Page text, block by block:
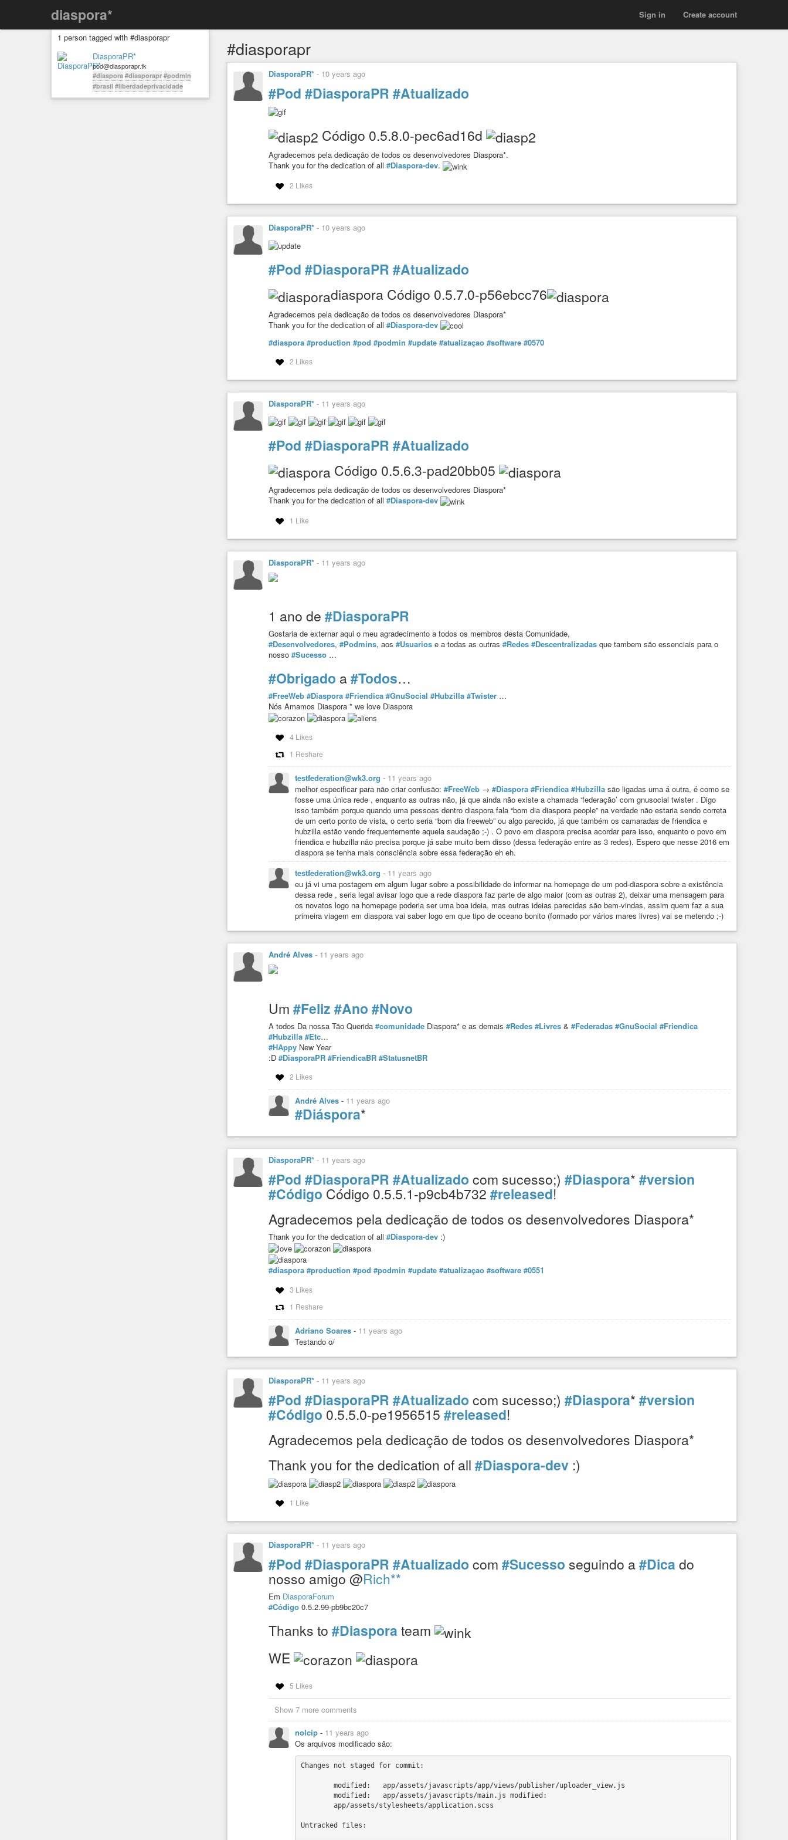
diaspora* Create account
Sign in
1 person tagged with #diasporapr
DiasporaPR*
pod@diasporapr.tk
#diaspora #diasporapr #podmin
#brasil #liberdadeprivacidade
#diasporapr
DiasporaPR* - 10 years ago
#Pod #DiasporaPR #Atualizado
Código 0.5.8.0-pec6ad16d
Agradecemos pela dedicação de todos os desenvolvedores Diaspora*.
Thank you for the dedication of all #Diaspora-dev.
2 Likes
DiasporaPR* - 10 years ago
#Pod #DiasporaPR #Atualizado
diaspora Código 0.5.7.0-p56ebcc76
Agradecemos pela dedicação de todos os desenvolvedores Diaspora*
Thank you for the dedication of all #Diaspora-dev
#diaspora #production #pod #podmin #update #atualizaçao #software #0570
2 Likes
DiasporaPR* - 11 years ago
#Pod #DiasporaPR #Atualizado
Código 0.5.6.3-pad20bb05
Agradecemos pela dedicação de todos os desenvolvedores Diaspora*
Thank you for the dedication of all #Diaspora-dev
1 Like
DiasporaPR* - 11 years ago
1 ano de #DiasporaPR
Gostaria de externar aqui o meu agradecimento a todos os membros desta Comunidade,
#Desenvolvedores, #Podmins, aos #Usuarios e a todas as outras #Redes #Descentralizadas que tambem são essenciais para o
nosso #Sucesso …
#Obrigado a#Todos…
#FreeWeb #Diaspora #Friendica #GnuSocial #Hubzilla #Twister …
Nós Amamos Diaspora * we love Diaspora
4 Likes
1 Reshare
testfederation@wk3.org - 11 years ago
melhor especificar para não criar confusão: #FreeWeb → #Diaspora #Friendica #Hubzilla são ligadas uma á outra, é como se
fosse uma única rede , enquanto as outras não, já que ainda não existe a chamada ‘federação’ com gnusocial twister . Digo
isso também porque quando uma pessoas dentro diaspora fala “bom dia diaspora people” na verdade não estaria sendo correta
de um certo ponto de vista, o certo seria “bom dia freeweb” ou algo parecido, já que também os camaradas de friendica e
hubzilla estão vendo frequentemente aquela saudação ;-) . O povo em diaspora precisa acordar para isso, enquanto o povo em
friendica e hubzilla não precisa porque já sabe muito bem disso (dessa federação entre as 3 redes). Espero que nesse 2016 em
diaspora se tenha mais consciência sobre essa federação eh eh.
testfederation@wk3.org - 11 years ago
eu já vi uma postagem em algum lugar sobre a possibilidade de informar na homepage de um pod-diaspora sobre a existência
dessa rede , seria legal avisar logo que a rede diaspora faz parte de algo maior (com as outras 2), deixar uma mensagem para
os novatos logo na homepage poderia ser uma boa ideia, mas outras ideias parecidas são bem-vindas, assim quem faz a sua
primeira viagem em diaspora vai saber logo em que tipo de oceano bonito (formado por vários mares livres) vai se metendo ;-)
André Alves - 11 years ago
Um #Feliz #Ano #Novo
A todos Da nossa Tão Querida #comunidade Diaspora* e as demais #Redes #Livres & #Federadas #GnuSocial #Friendica
#Hubzilla #Etc…
#HAppy New Year
:D #DiasporaPR #FriendicaBR #StatusnetBR
2 Likes
André Alves - 11 years ago
#Diáspora*
DiasporaPR* - 11 years ago
#Pod #DiasporaPR #Atualizado com sucesso;) #Diaspora* #version
#Código Código 0.5.5.1-p9cb4b732 #released!
Agradecemos pela dedicação de todos os desenvolvedores Diaspora*
Thank you for the dedication of all #Diaspora-dev :)
#diaspora #production #pod #podmin #update #atualizaçao #software #0551
3 Likes
1 Reshare
Adriano Soares - 11 years ago
Testando o/
DiasporaPR* - 11 years ago
#Pod #DiasporaPR #Atualizado com sucesso;) #Diaspora* #version
#Código 0.5.5.0-pe1956515 #released!
Agradecemos pela dedicação de todos os desenvolvedores Diaspora*
Thank you for the dedication of all #Diaspora-dev :)
1 Like
DiasporaPR* - 11 years ago
#Pod #DiasporaPR #Atualizado com #Sucesso seguindo a#Dica do
nosso amigo ​@Rich**
Em DiasporaForum
#Código 0.5.2.99-pb9bc20c7
Thanks to #Diaspora team
WE
5 Likes
Show 7 more comments
nolcip - 11 years ago
Os arquivos modificado são:
Changes not staged for commit:
Untracked files: